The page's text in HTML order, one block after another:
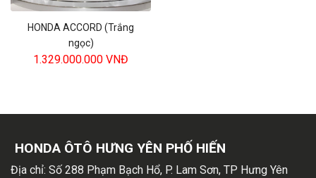
HONDA ACCORD (Trắng
ngọc)
1.329.000.000 VNĐ
HONDA ÔTÔ HƯNG YÊN PHỐ HIẾN
Địa chỉ: Số 288 Phạm Bạch Hổ, P. Lam Sơn, TP Hưng Yên